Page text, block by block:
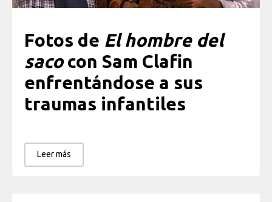
Fotos de El hombre del
sacocon Sam Clafin
enfrentándose a sus
traumas infantiles
Leer más